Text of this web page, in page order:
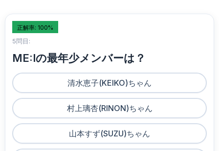
正解率: 100%
5問目:
ME:Iの最年少メンバーは？
清水恵子(KEIKO)ちゃん
村上璃杏(RINON)ちゃん
山本すず(SUZU)ちゃん